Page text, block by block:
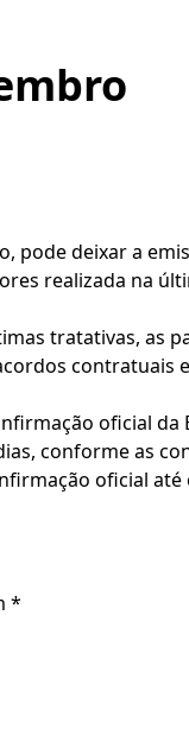
pode deixar a
realizada na
tratativas, as
contratuais
oficial da
conforme as
oficial
*